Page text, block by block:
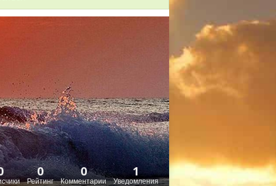
Рейтинг
0
Комментарии
0
Уведомления
1